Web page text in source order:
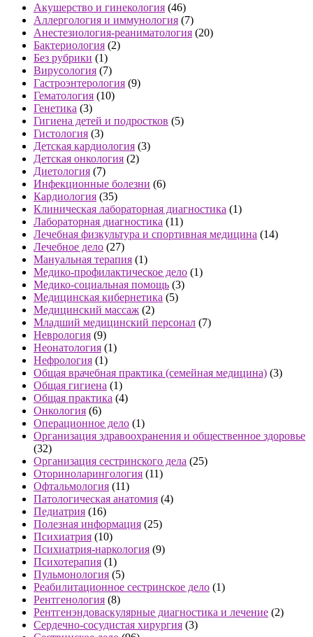
Акушерство и гинекология (46)
Аллергология и иммунология (7)
Анестезиология-реаниматология (20)
Бактериология (2)
Без рубрики (1)
Вирусология (7)
Гастроэнтерология (9)
Гематология (10)
Генетика (3)
Гигиена детей и подростков (5)
Гистология (3)
Детская кардиология (3)
Детская онкология (2)
Диетология (7)
Инфекционные болезни (6)
Кардиология (35)
Клиническая лабораторная диагностика (1)
Лабораторная диагностика (11)
Лечебная физкультура и спортивная медицина (14)
Лечебное дело (27)
Мануальная терапия (1)
Медико-профилактическое дело (1)
Медико-социальная помощь (3)
Медицинская кибернетика (5)
Медицинский массаж (2)
Младший медицинский персонал (7)
Неврология (9)
Неонатология (1)
Нефрология (1)
Общая врачебная практика (семейная медицина) (3)
Общая гигиена (1)
Общая практика (4)
Онкология (6)
Операционное дело (1)
Организация здравоохранения и общественное здоровье
(32)
Организация сестринского дела (25)
Оториноларингология (11)
Офтальмология (11)
Патологическая анатомия (4)
Педиатрия (16)
Полезная информация (25)
Психиатрия (10)
Психиатрия-наркология (9)
Психотерапия (1)
Пульмонология (5)
Реабилитационное сестринское дело (1)
Рентгенология (8)
Рентгенэндоваскулярные диагностика и лечение (2)
Сердечно-сосудистая хирургия (3)